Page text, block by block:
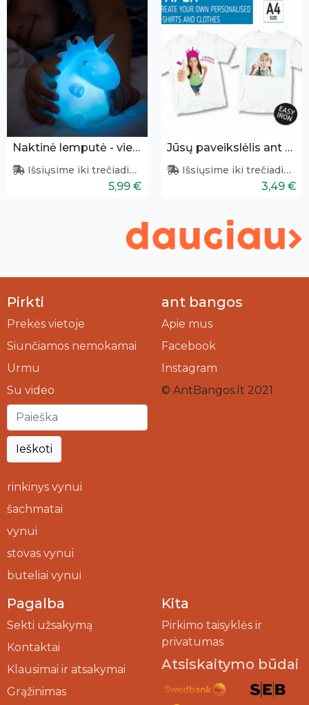
Naktinė lemputė - vienaragis
Išsiųsime iki trečiadienio
5,99 €
Jūsų paveikslėlis ant tekstilės
Išsiųsime iki trečiadienio
3,49 €
Pirkti
Prekės vietoje
Siunčiamos nemokamai
Urmu
Su video
Ieškoti
rinkinys vynui
šachmatai
vynui
stovas vynui
buteliai vynui
ant bangos
Apie mus
Facebook
Instagram
© AntBangos.lt 2021
Pagalba
Sekti užsakymą
Kontaktai
Klausimai ir atsakymai
Grąžinimas
Kita
Pirkimo taisyklės ir
privatumas
Atsiskaitymo būdai